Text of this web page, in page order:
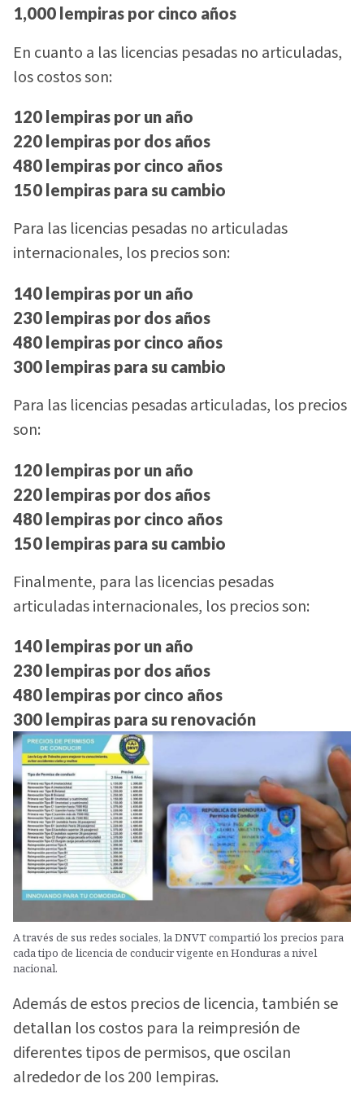
1,000 lempiras por cinco años
En cuanto a las licencias pesadas no articuladas,
los costos son:
120 lempiras por un año
220 lempiras por dos años
480 lempiras por cinco años
150 lempiras para su cambio
Para las licencias pesadas no articuladas
internacionales, los precios son:
140 lempiras por un año
230 lempiras por dos años
480 lempiras por cinco años
300 lempiras para su cambio
Para las licencias pesadas articuladas, los precios
son:
120 lempiras por un año
220 lempiras por dos años
480 lempiras por cinco años
150 lempiras para su cambio
Finalmente, para las licencias pesadas
articuladas internacionales, los precios son:
140 lempiras por un año
230 lempiras por dos años
480 lempiras por cinco años
300 lempiras para su renovación
A través de sus redes sociales, la DNVT compartió los precios para
cada tipo de licencia de conducir vigente en Honduras a nivel
nacional.
Además de estos precios de licencia, también se
detallan los costos para la reimpresión de
diferentes tipos de permisos, que oscilan
alrededor de los 200 lempiras.